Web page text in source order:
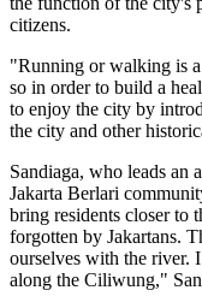
citizens.
"Running or walking is
so in order to build a
to enjoy the city by
the city and other
Sandiaga, who leads an
Jakarta Berlari
bring residents closer to
forgotten by Jakartans.
ourselves with the river.
along the Ciliwung,"